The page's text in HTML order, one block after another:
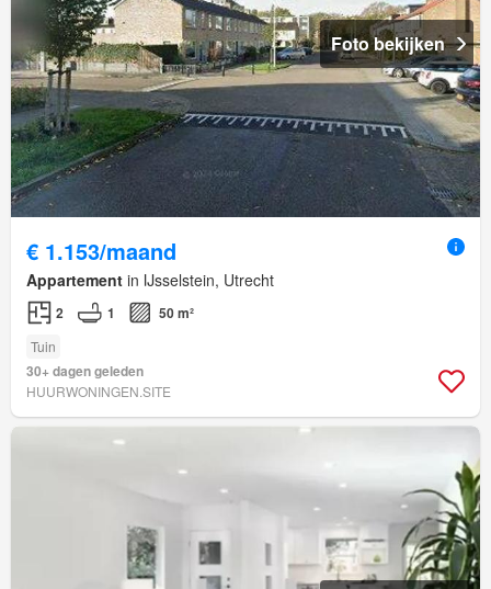
Foto bekijken
€ 1.153/maand
Appartement in IJsselstein, Utrecht
2 1 50 m²
Tuin
30+ dagen geleden
HUURWONINGEN.SITE